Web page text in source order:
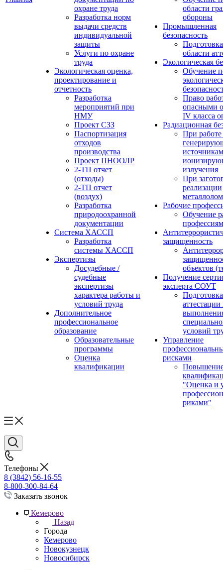
охране труда
Разработка норм
выдачи средств
индивидуальной
защиты
Услуги по охране
труда
Экологическая оценка,
проектирование и
отчетность
Разработка
мероприятий при
НМУ
Проект СЗЗ
Паспортизация
отходов
производства
Проект ПНООЛР
2-ТП отчет
(отходы)
2-ТП отчет
(воздух)
Разработка
природоохранной
документации
Система ХАССП
Разработка
системы ХАССП
Экспертизы
Досудебные /
судебные
экспертизы
характера работы и
условий труда
Дополнительное
профессиональное
образование
Образовательные
программы
Оценка
квалификации
области
обороны
Промышленная
безопасность
области
Экологическая
Обучение
Право
опасными
IV класса
Радиационная
При работе
излучения
При
реализации
Рабочие
Обучение
профессиям
защищенность
объектов
Получение
эксперта СОУТ
условий
Управление
рисками
"Оценка и
риками"
Телефоны
8 (3842) 56-16-55
8-800-300-84-64
Заказать звонок
Кемерово
Назад
Города
Кемерово
Новокузнецк
Новосибирск